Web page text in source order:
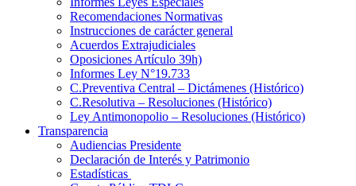
Recomendaciones Normativas
Instrucciones de carácter general
Acuerdos Extrajudiciales
Oposiciones Artículo 39h)
Informes Ley N°19.733
C.Preventiva Central – Dictámenes (Histórico)
C.Resolutiva – Resoluciones (Histórico)
Ley Antimonopolio – Resoluciones (Histórico)
Transparencia
Audiencias Presidente
Declaración de Interés y Patrimonio
Estadísticas